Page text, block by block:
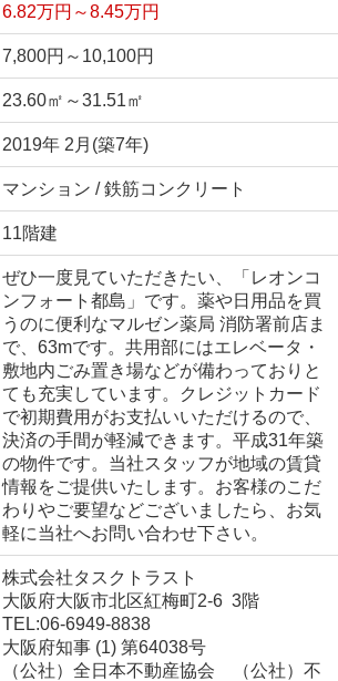
6.82万円～8.45万円
7,800円～10,100円
23.60㎡～31.51㎡
2019年 2月(築7年)
マンション / 鉄筋コンクリート
11階建
ぜひ一度見ていただきたい、「レオンコ
ンフォート都島」です。薬や日用品を買
うのに便利なマルゼン薬局 消防署前店ま
で、63mです。共用部にはエレベータ・
敷地内ごみ置き場などが備わっておりと
ても充実しています。クレジットカード
で初期費用がお支払いいただけるので、
決済の手間が軽減できます。平成31年築
の物件です。当社スタッフが地域の賃貸
情報をご提供いたします。お客様のこだ
わりやご要望などございましたら、お気
軽に当社へお問い合わせ下さい。
株式会社タスクトラスト
大阪府大阪市北区紅梅町2-6 3階
TEL:06-6949-8838
大阪府知事 (1) 第64038号
（公社）全日本不動産協会 （公社）不